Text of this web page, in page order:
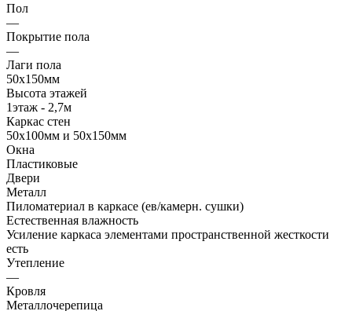
Пол
—
Покрытие пола
—
Лаги пола
50х150мм
Высота этажей
1этаж - 2,7м
Каркас стен
50х100мм и 50х150мм
Окна
Пластиковые
Двери
Металл
Пиломатериал в каркасе (ев/камерн. сушки)
Естественная влажность
Усиление каркаса элементами пространственной жесткости
есть
Утепление
—
Кровля
Металлочерепица